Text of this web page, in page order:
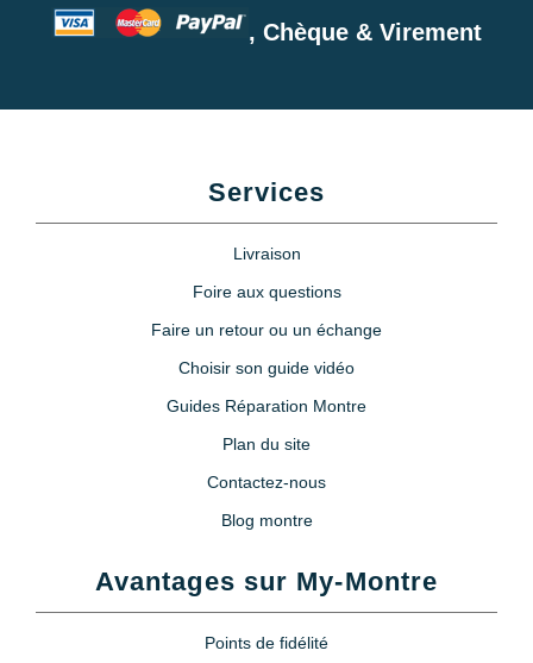
, Chèque & Virement
Services
Livraison
Foire aux questions
Faire un retour ou un échange
Choisir son guide vidéo
Guides Réparation Montre
Plan du site
Contactez-nous
Blog montre
Avantages sur My-Montre
Points de fidélité